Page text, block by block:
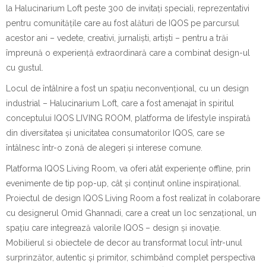
la Halucinarium Loft peste 300 de invitați speciali, reprezentativi
pentru comunitățile care au fost alături de IQOS pe parcursul
acestor ani – vedete, creativi, jurnaliști, artiști – pentru a trăi
împreună o experiență extraordinară care a combinat design-ul
cu gustul.
Locul de întâlnire a fost un spațiu neconvențional, cu un design
industrial – Halucinarium Loft, care a fost amenajat în spiritul
conceptului IQOS LIVING ROOM, platforma de lifestyle inspirată
din diversitatea și unicitatea consumatorilor IQOS, care se
întâlnesc într-o zonă de alegeri și interese comune.
Platforma IQOS Living Room, va oferi atât experiențe offline, prin
evenimente de tip pop-up, cât și conținut online inspirațional.
Proiectul de design IQOS Living Room a fost realizat în colaborare
cu designerul Omid Ghannadi, care a creat un loc senzațional, un
spațiu care integrează valorile IQOS – design și inovație.
Mobilierul si obiectele de decor au transformat locul într-unul
surprinzător, autentic și primitor, schimbând complet perspectiva